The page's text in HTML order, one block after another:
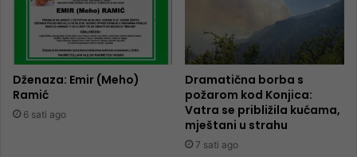
Dženaza: Emir (Meho)
Ramić
6 sati ago
Dramatična borba s
požarom kod Konjica:
Vatra se približila kućama,
mještani u strahu
7 sati ago